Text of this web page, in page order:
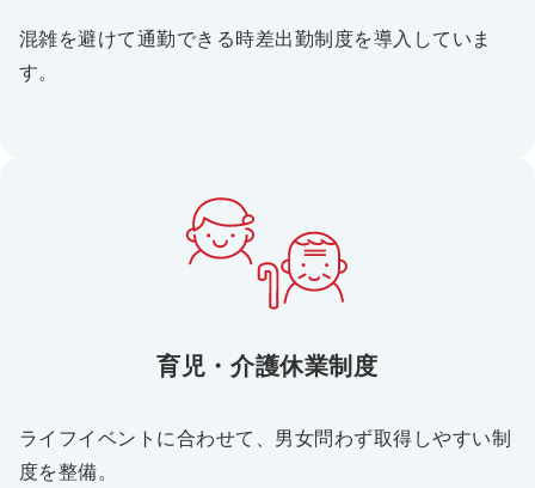
混雑を避けて通勤できる時差出勤制度を導入していま
す。
育児・介護休業制度
ライフイベントに合わせて、男女問わず取得しやすい制
度を整備。